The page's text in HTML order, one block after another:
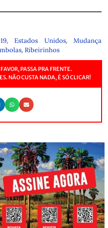
, Estados Unidos, Mudança
, Ribeirinhos
PASSA PRA FRENTE.
NÃO CUSTA NADA, É SÓ CLICAR!